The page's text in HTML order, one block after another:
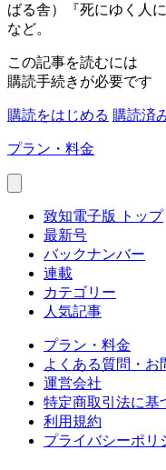
ばる舎）『死にゆく人
など。
この記事を読むには
購読手続きが必要です
購読をはじめる 購読済
プラン・料金
致知電子版 トップ
最新号
バックナンバー
連載
カテゴリー
人気記事
プラン・料金
よくある質問・お
運営会社
特定商取引法に基
利用規約
プライバシーポリ